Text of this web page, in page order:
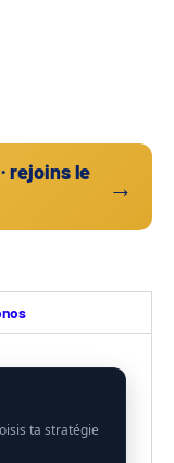
rejoins le
→